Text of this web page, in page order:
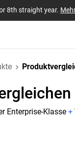
8th straight year.
Enterprise-Klasse +